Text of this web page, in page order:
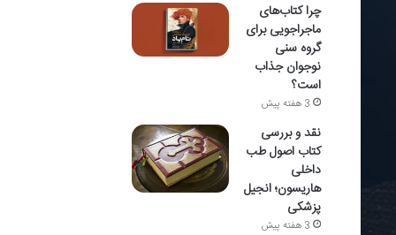
چرا کتاب‌های
ماجراجویی برای
گروه سنی
نوجوان جذاب
است؟
3 هفته پیش
نقد و بررسی
کتاب اصول طب
داخلی
هاریسون؛ انجیل
پزشکی
3 هفته پیش